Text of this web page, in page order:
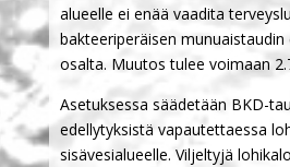
alueelle ei enää vaadita
bakteeriperäisen munuaistaudin
osalta. Muutos tulee voimaan
Asetuksessa säädetään BKD-
edellytyksistä vapautettaessa
sisävesialueelle. Viljeltyjä